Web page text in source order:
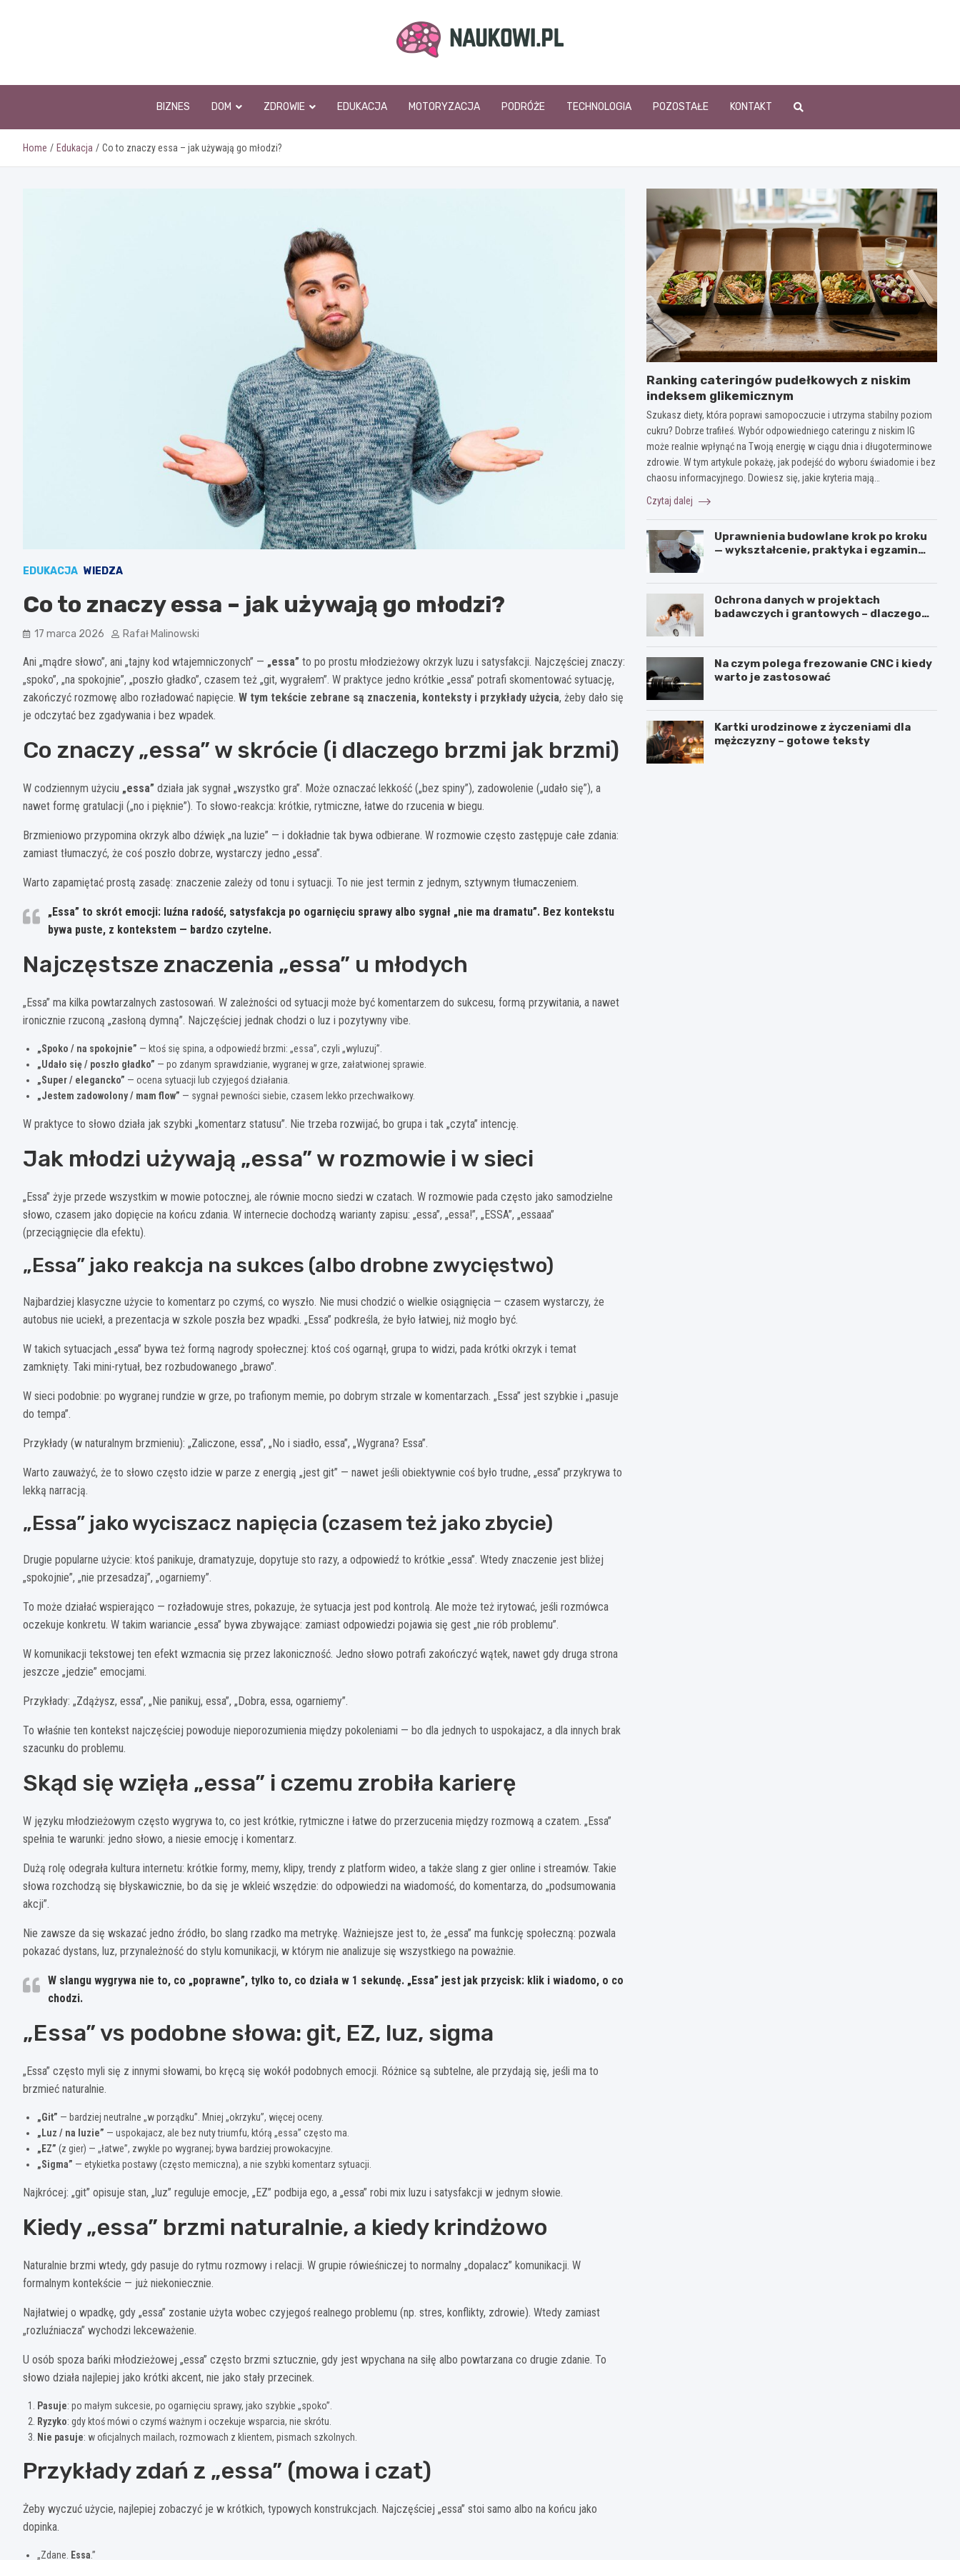
BIZNES DOM ZDROWIE EDUKACJA MOTORYZACJA PODRÓŻE TECHNOLOGIA POZOSTAŁE KONTAKT
Home Edukacja Co to znaczy essa – jak używają go młodzi?
EDUKACJA WIEDZA
Co to znaczy essa – jak używają go młodzi?
17 marca 2026 Rafał Malinowski
Ani „mądre słowo”, ani „tajny kod wtajemniczonych” — „essa” to po prostu młodzieżowy okrzyk luzu i satysfakcji. Najczęściej znaczy:
„spoko”, „na spokojnie”, „poszło gładko”, czasem też „git, wygrałem”. W praktyce jedno krótkie „essa” potrafi skomentować sytuację,
zakończyć rozmowę albo rozładować napięcie. W tym tekście zebrane są znaczenia, konteksty i przykłady użycia, żeby dało się
je odczytać bez zgadywania i bez wpadek.
Co znaczy „essa” w skrócie (i dlaczego brzmi jak brzmi)
W codziennym użyciu „essa” działa jak sygnał „wszystko gra”. Może oznaczać lekkość („bez spiny”), zadowolenie („udało się”), a
nawet formę gratulacji („no i pięknie”). To słowo-reakcja: krótkie, rytmiczne, łatwe do rzucenia w biegu.
Brzmieniowo przypomina okrzyk albo dźwięk „na luzie” — i dokładnie tak bywa odbierane. W rozmowie często zastępuje całe zdania:
zamiast tłumaczyć, że coś poszło dobrze, wystarczy jedno „essa”.
Warto zapamiętać prostą zasadę: znaczenie zależy od tonu i sytuacji. To nie jest termin z jednym, sztywnym tłumaczeniem.
„Essa” to skrót emocji: luźna radość, satysfakcja po ogarnięciu sprawy albo sygnał „nie ma dramatu”. Bez kontekstu
bywa puste, z kontekstem — bardzo czytelne.
Najczęstsze znaczenia „essa” u młodych
„Essa” ma kilka powtarzalnych zastosowań. W zależności od sytuacji może być komentarzem do sukcesu, formą przywitania, a nawet
ironicznie rzuconą „zasłoną dymną”. Najczęściej jednak chodzi o luz i pozytywny vibe.
„Spoko / na spokojnie” — ktoś się spina, a odpowiedź brzmi: „essa”, czyli „wyluzuj”.
„Udało się / poszło gładko” — po zdanym sprawdzianie, wygranej w grze, załatwionej sprawie.
„Super / elegancko” — ocena sytuacji lub czyjegoś działania.
„Jestem zadowolony / mam flow” — sygnał pewności siebie, czasem lekko przechwałkowy.
W praktyce to słowo działa jak szybki „komentarz statusu”. Nie trzeba rozwijać, bo grupa i tak „czyta” intencję.
Jak młodzi używają „essa” w rozmowie i w sieci
„Essa” żyje przede wszystkim w mowie potocznej, ale równie mocno siedzi w czatach. W rozmowie pada często jako samodzielne
słowo, czasem jako dopięcie na końcu zdania. W internecie dochodzą warianty zapisu: „essa”, „essa!”, „ESSA”, „essaaa”
(przeciągnięcie dla efektu).
„Essa” jako reakcja na sukces (albo drobne zwycięstwo)
Najbardziej klasyczne użycie to komentarz po czymś, co wyszło. Nie musi chodzić o wielkie osiągnięcia — czasem wystarczy, że
autobus nie uciekł, a prezentacja w szkole poszła bez wpadki. „Essa” podkreśla, że było łatwiej, niż mogło być.
W takich sytuacjach „essa” bywa też formą nagrody społecznej: ktoś coś ogarnął, grupa to widzi, pada krótki okrzyk i temat
zamknięty. Taki mini-rytuał, bez rozbudowanego „brawo”.
W sieci podobnie: po wygranej rundzie w grze, po trafionym memie, po dobrym strzale w komentarzach. „Essa” jest szybkie i „pasuje
do tempa”.
Przykłady (w naturalnym brzmieniu): „Zaliczone, essa”, „No i siadło, essa”, „Wygrana? Essa”.
Warto zauważyć, że to słowo często idzie w parze z energią „jest git” — nawet jeśli obiektywnie coś było trudne, „essa” przykrywa to
lekką narracją.
„Essa” jako wyciszacz napięcia (czasem też jako zbycie)
Drugie popularne użycie: ktoś panikuje, dramatyzuje, dopytuje sto razy, a odpowiedź to krótkie „essa”. Wtedy znaczenie jest bliżej
„spokojnie”, „nie przesadzaj”, „ogarniemy”.
To może działać wspierająco — rozładowuje stres, pokazuje, że sytuacja jest pod kontrolą. Ale może też irytować, jeśli rozmówca
oczekuje konkretu. W takim wariancie „essa” bywa zbywające: zamiast odpowiedzi pojawia się gest „nie rób problemu”.
W komunikacji tekstowej ten efekt wzmacnia się przez lakoniczność. Jedno słowo potrafi zakończyć wątek, nawet gdy druga strona
jeszcze „jedzie” emocjami.
Przykłady: „Zdążysz, essa”, „Nie panikuj, essa”, „Dobra, essa, ogarniemy”.
To właśnie ten kontekst najczęściej powoduje nieporozumienia między pokoleniami — bo dla jednych to uspokajacz, a dla innych brak
szacunku do problemu.
Skąd się wzięła „essa” i czemu zrobiła karierę
W języku młodzieżowym często wygrywa to, co jest krótkie, rytmiczne i łatwe do przerzucenia między rozmową a czatem. „Essa”
spełnia te warunki: jedno słowo, a niesie emocję i komentarz.
Dużą rolę odegrała kultura internetu: krótkie formy, memy, klipy, trendy z platform wideo, a także slang z gier online i streamów. Takie
słowa rozchodzą się błyskawicznie, bo da się je wkleić wszędzie: do odpowiedzi na wiadomość, do komentarza, do „podsumowania
akcji”.
Nie zawsze da się wskazać jedno źródło, bo slang rzadko ma metrykę. Ważniejsze jest to, że „essa” ma funkcję społeczną: pozwala
pokazać dystans, luz, przynależność do stylu komunikacji, w którym nie analizuje się wszystkiego na poważnie.
W slangu wygrywa nie to, co „poprawne”, tylko to, co działa w 1 sekundę. „Essa” jest jak przycisk: klik i wiadomo, o co
chodzi.
„Essa” vs podobne słowa: git, EZ, luz, sigma
„Essa” często myli się z innymi słowami, bo kręcą się wokół podobnych emocji. Różnice są subtelne, ale przydają się, jeśli ma to
brzmieć naturalnie.
„Git” — bardziej neutralne „w porządku”. Mniej „okrzyku”, więcej oceny.
„Luz / na luzie” — uspokajacz, ale bez nuty triumfu, którą „essa” często ma.
„EZ” (z gier) — „łatwe”, zwykle po wygranej; bywa bardziej prowokacyjne.
„Sigma” — etykietka postawy (często memiczna), a nie szybki komentarz sytuacji.
Najkrócej: „git” opisuje stan, „luz” reguluje emocje, „EZ” podbija ego, a „essa” robi mix luzu i satysfakcji w jednym słowie.
Kiedy „essa” brzmi naturalnie, a kiedy krindżowo
Naturalnie brzmi wtedy, gdy pasuje do rytmu rozmowy i relacji. W grupie rówieśniczej to normalny „dopalacz” komunikacji. W
formalnym kontekście — już niekoniecznie.
Najłatwiej o wpadkę, gdy „essa” zostanie użyta wobec czyjegoś realnego problemu (np. stres, konflikty, zdrowie). Wtedy zamiast
„rozluźniacza” wychodzi lekceważenie.
U osób spoza bańki młodzieżowej „essa” często brzmi sztucznie, gdy jest wpychana na siłę albo powtarzana co drugie zdanie. To
słowo działa najlepiej jako krótki akcent, nie jako stały przecinek.
Pasuje: po małym sukcesie, po ogarnięciu sprawy, jako szybkie „spoko”.
Ryzyko: gdy ktoś mówi o czymś ważnym i oczekuje wsparcia, nie skrótu.
Nie pasuje: w oficjalnych mailach, rozmowach z klientem, pismach szkolnych.
Przykłady zdań z „essa” (mowa i czat)
Żeby wyczuć użycie, najlepiej zobaczyć je w krótkich, typowych konstrukcjach. Najczęściej „essa” stoi samo albo na końcu jako
dopinka.
„Zdane. Essa.”
Ranking cateringów pudełkowych z niskim
indeksem glikemicznym
Szukasz diety, która poprawi samopoczucie i utrzyma stabilny poziom
cukru? Dobrze trafiłeś. Wybór odpowiedniego cateringu z niskim IG
może realnie wpłynąć na Twoją energię w ciągu dnia i długoterminowe
zdrowie. W tym artykule pokażę, jak podejść do wyboru świadomie i bez
chaosu informacyjnego. Dowiesz się, jakie kryteria mają…
Czytaj dalej
Uprawnienia budowlane krok po kroku
— wykształcenie, praktyka i egzamin
Ochrona danych w projektach
badawczych i grantowych – dlaczego
Na czym polega frezowanie CNC i kiedy
warto je zastosować
Kartki urodzinowe z życzeniami dla
mężczyzny – gotowe teksty